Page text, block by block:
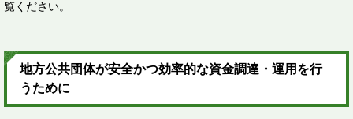
覧ください。
​地方公共団体が安全かつ効率的な資金調達・運用を行
うために